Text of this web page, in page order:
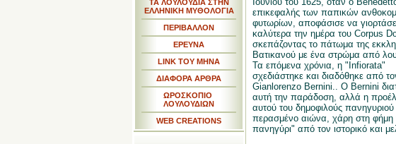
ΤΑ ΛΟΥΛΟΥΔΙΑ ΣΤΗΝ
ΕΛΛΗΝΙΚΗ ΜΥΘΟΛΟΓΙΑ
ΠΕΡΙΒΑΛΛΟΝ
ΕΡΕΥΝΑ
LINK TOY MHNA
ΔΙΑΦΟΡΑ ΑΡΘΡΑ
ΩΡΟΣΚΟΠΙΟ
ΛΟΥΛΟΥΔΙΩΝ
WEB CREATIONS
επικεφαλής των παπικών
φυτωρίων, αποφάσισε να
καλύτερα την ημέρα του Corpus
σκεπάζοντας το πάτωμα της
Βατικανού με ένα στρώμα από
Τα επόμενα χρόνια, η "Infiorata"
σχεδιάστηκε και διαδόθηκε από
Gianlorenzo Bernini.. Ο Bernini
αυτή την παράδοση, αλλά η
αυτού του δημοφιλούς
περασμένο αιώνα, χάρη στη φήμη
πανηγύρι" από τον ιστορικό και